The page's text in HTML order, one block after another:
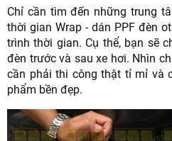
Chỉ cần tìm đến những trung
thời gian Wrap - dán PPF đèn
trình thời gian. Cụ thể, bạn sẽ
đèn trước và sau xe hơi. Nhìn
cần phải thi công thật tỉ mỉ và
phẩm bền đẹp.